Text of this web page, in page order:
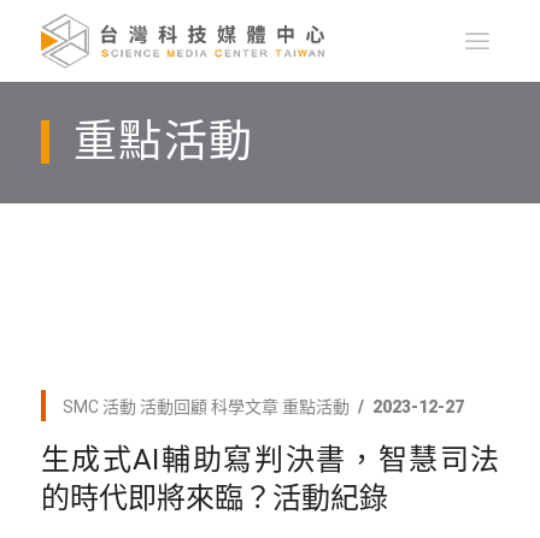
重點活動
SMC 活動 活動回顧 科學文章 重點活動 2023-12-27
生成式AI輔助寫判決書，智慧司法
的時代即將來臨？活動紀錄